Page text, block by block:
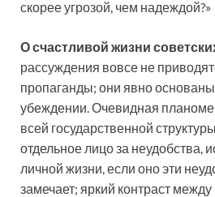
скорее угрозой, чем надеждой?»
О счастливой жизни
рассуждения вовсе не
пропаганды; они явно
убеждении. Очевидная
всей государственной
отдельное лицо за
личной жизни, если оно эти
замечает; яркий контраст